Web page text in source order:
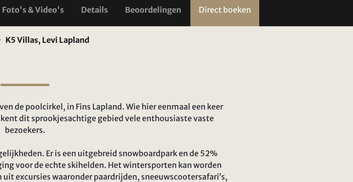
Foto's & Video's Details Beoordelingen Direct boeken
K5 Villas, Levi Lapland
de poolcirkel, in Fins Lapland. Wie hier eenmaal een keer
dit sprookjesachtige gebied vele enthousiaste vaste
bezoekers.
Er is een uitgebreid snowboardpark en de 52%
voor de echte skihelden. Het wintersporten kan worden
excursies waaronder paardrijden, sneeuwscootersafari’s,